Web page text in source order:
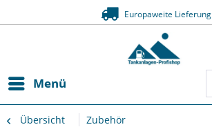
Europaweite Lieferung
Menü
Übersicht Zubehör